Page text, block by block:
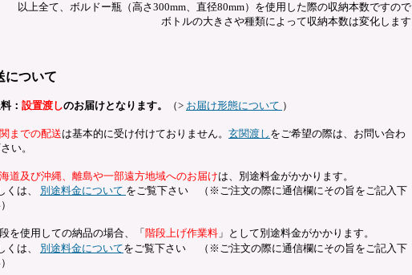
以上全て、ボルドー瓶（高さ300mm、直径80mm）を使用した際の収納本数ですので
ボトルの大きさや種類によって収納本数は変化します
について
： 設置渡しのお届けとなります。 （> お届け形態について ）
までの配送は基本的に受け付けておりません。 玄関渡し をご希望の際は、お問い合わ
い。
道及び沖縄、離島や一部遠方地域へのお届けは、別途料金がかかります。
くは、 別途料金について をご覧下さい （※ご注文の際に通信欄にその旨をご記入下
を使用しての納品の場合、「 階段上げ作業料 」として別途料金がかかります。
くは、 別途料金についてをご覧下さい
（※ご注文の際に通信欄にその旨をご記入下